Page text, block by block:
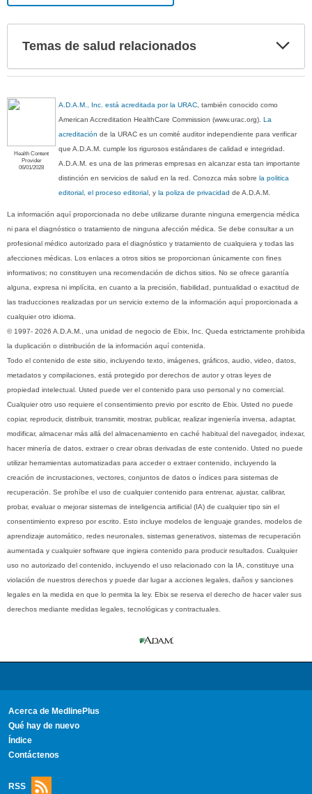
Temas de salud relacionados
Health Content
Provider
06/01/2028
A.D.A.M., Inc. está acreditada por la URAC , también conocido como
American Accreditation HealthCare Commission (www.urac.org).La
acreditación de la URAC es un comité auditor independiente para verificar
que A.D.A.M. cumple los rigurosos estándares de calidad e integridad.
A.D.A.M. es una de las primeras empresas en alcanzar esta tan importante
distinción en servicios de salud en la red. Conozca más sobrela politica
editorial, el proceso editorial , yla poliza de privacidad de A.D.A.M.
La información aquí proporcionada no debe utilizarse durante ninguna emergencia médica
ni para el diagnóstico o tratamiento de ninguna afección médica. Se debe consultar a un
profesional médico autorizado para el diagnóstico y tratamiento de cualquiera y todas las
afecciones médicas. Los enlaces a otros sitios se proporcionan únicamente con fines
informativos; no constituyen una recomendación de dichos sitios. No se ofrece garantía
alguna, expresa ni implícita, en cuanto a la precisión, fiabilidad, puntualidad o exactitud de
las traducciones realizadas por un servicio externo de la información aquí proporcionada a
cualquier otro idioma.
© 1997- 2026 A.D.A.M., una unidad de negocio de Ebix, Inc. Queda estrictamente prohibida
la duplicación o distribución de la información aquí contenida.
Todo el contenido de este sitio, incluyendo texto, imágenes, gráficos, audio, video, datos,
metadatos y compilaciones, está protegido por derechos de autor y otras leyes de
propiedad intelectual. Usted puede ver el contenido para uso personal y no comercial.
Cualquier otro uso requiere el consentimiento previo por escrito de Ebix. Usted no puede
copiar, reproducir, distribuir, transmitir, mostrar, publicar, realizar ingeniería inversa, adaptar,
modificar, almacenar más allá del almacenamiento en caché habitual del navegador, indexar,
hacer minería de datos, extraer o crear obras derivadas de este contenido. Usted no puede
utilizar herramientas automatizadas para acceder o extraer contenido, incluyendo la
creación de incrustaciones, vectores, conjuntos de datos o índices para sistemas de
recuperación. Se prohíbe el uso de cualquier contenido para entrenar, ajustar, calibrar,
probar, evaluar o mejorar sistemas de inteligencia artificial (IA) de cualquier tipo sin el
consentimiento expreso por escrito. Esto incluye modelos de lenguaje grandes, modelos de
aprendizaje automático, redes neuronales, sistemas generativos, sistemas de recuperación
aumentada y cualquier software que ingiera contenido para producir resultados. Cualquier
uso no autorizado del contenido, incluyendo el uso relacionado con la IA, constituye una
violación de nuestros derechos y puede dar lugar a acciones legales, daños y sanciones
legales en la medida en que lo permita la ley. Ebix se reserva el derecho de hacer valer sus
derechos mediante medidas legales, tecnológicas y contractuales.
Acerca de MedlinePlus
Qué hay de nuevo
Índice
Contáctenos
RSS